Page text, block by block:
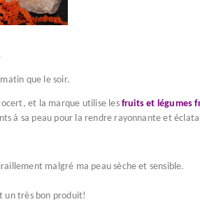
que le soir.
et la marque utilise les fruits et légumes
à sa peau pour la rendre rayonnante et
malgré ma peau sèche et sensible.
un très bon produit!